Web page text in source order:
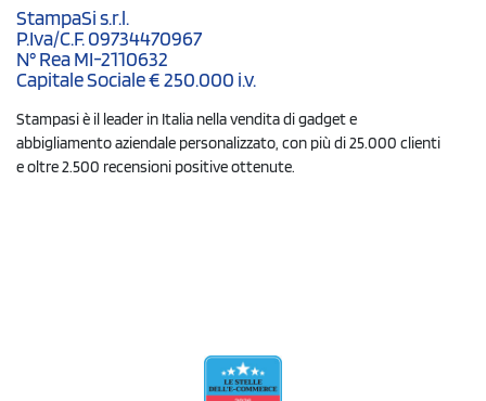
StampaSi s.r.l.
P.Iva/C.F. 09734470967
N° Rea MI-2110632
Capitale Sociale € 250.000 i.v.
Stampasi è il leader in Italia nella vendita di gadget e
abbigliamento aziendale personalizzato, con più di 25.000 clienti
e oltre 2.500 recensioni positive ottenute.